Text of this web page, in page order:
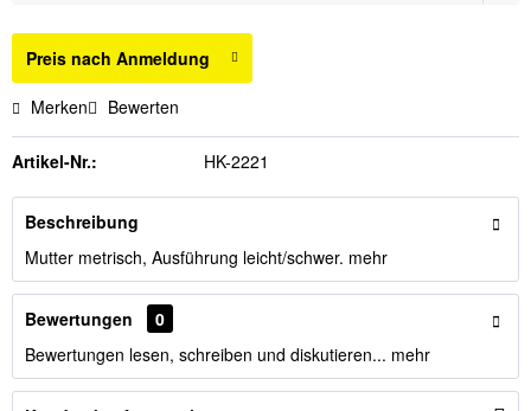
Preis nach Anmeldung
Merken Bewerten
Artikel-Nr.: HK-2221
Beschreibung
Mutter metrisch, Ausführung leicht/schwer. mehr
Bewertungen
0
Bewertungen lesen, schreiben und diskutieren... mehr